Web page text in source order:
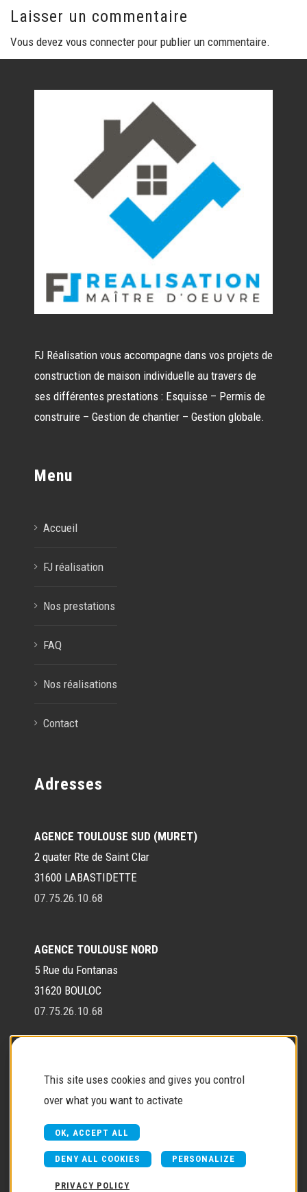
Laisser un commentaire
Vous devez vous connecter pour publier un commentaire.
FJ Réalisation vous accompagne dans vos projets de
construction de maison individuelle au travers de
ses différentes prestations : Esquisse – Permis de
construire – Gestion de chantier – Gestion globale.
Menu
Accueil
FJ réalisation
Nos prestations
FAQ
Nos réalisations
Contact
Adresses
AGENCE TOULOUSE SUD (MURET)
2 quater Rte de Saint Clar
31600 LABASTIDETTE
07.75.26.10.68
AGENCE TOULOUSE NORD
5 Rue du Fontanas
31620 BOULOC
07.75.26.10.68
Contactez-nous
This site uses cookies and gives you control
over what you want to activate
OK, ACCEPT ALL
DENY ALL COOKIES PERSONALIZE
PRIVACY POLICY